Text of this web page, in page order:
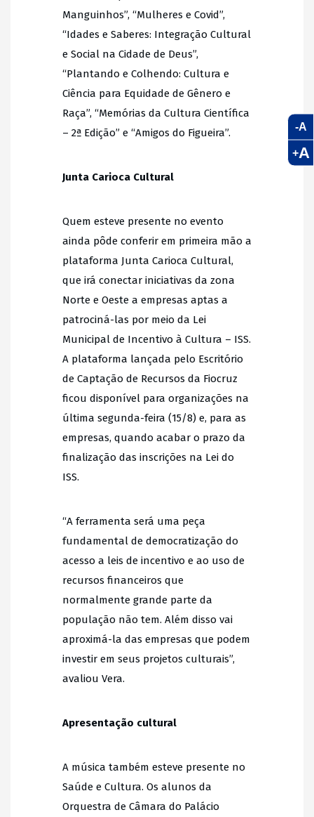
Manguinhos”, “Mulheres e Covid”,
“Idades e Saberes: Integração Cultural
e Social na Cidade de Deus”,
“Plantando e Colhendo: Cultura e
Ciência para Equidade de Gênero e
Raça”, “Memórias da Cultura Científica
– 2ª Edição” e “Amigos do Figueira”.
Junta Carioca Cultural
Quem esteve presente no evento
ainda pôde conferir em primeira mão a
plataforma Junta Carioca Cultural,
que irá conectar iniciativas da zona
Norte e Oeste a empresas aptas a
patrociná-las por meio da Lei
Municipal de Incentivo à Cultura – ISS.
A plataforma lançada pelo Escritório
de Captação de Recursos da Fiocruz
ficou disponível para organizações na
última segunda-feira (15/8) e, para as
empresas, quando acabar o prazo da
finalização das inscrições na Lei do
ISS.
“A ferramenta será uma peça
fundamental de democratização do
acesso a leis de incentivo e ao uso de
recursos financeiros que
normalmente grande parte da
população não tem. Além disso vai
aproximá-la das empresas que podem
investir em seus projetos culturais”,
avaliou Vera.
Apresentação cultural
A música também esteve presente no
Saúde e Cultura. Os alunos da
Orquestra de Câmara do Palácio
-A
+A